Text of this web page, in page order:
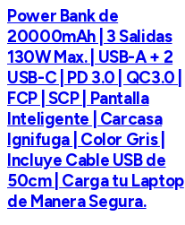
Power Bank de
20000mAh | 3 Salidas
130W Max. | USB-A + 2
USB-C | PD 3.0 | QC3.0 |
FCP | SCP | Pantalla
Inteligente | Carcasa
Ignifuga | Color Gris |
Incluye Cable USB de
50cm | Carga tu Laptop
de Manera Segura.